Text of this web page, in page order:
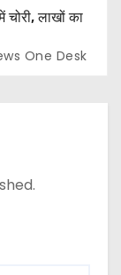
लाखों का
One Desk